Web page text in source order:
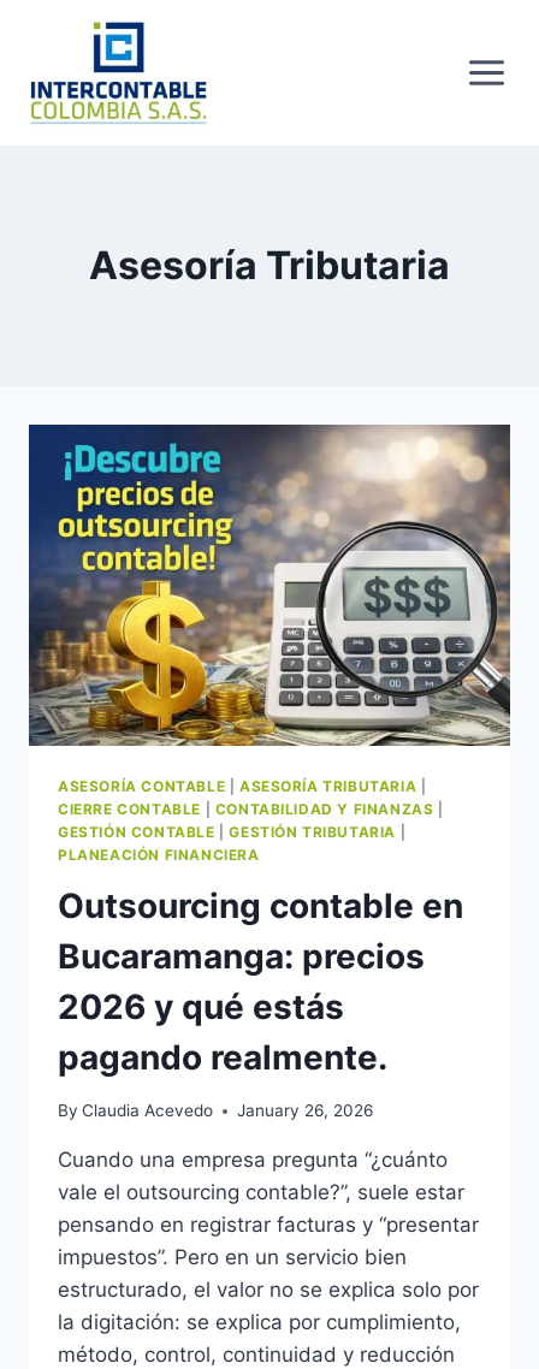
content
Asesoría Tributaria
ASESORÍA CONTABLE ASESORÍA TRIBUTARIA
CIERRE CONTABLE
CONTABILIDAD Y FINANZAS
GESTIÓN CONTABLE |GESTIÓN TRIBUTARIA
PLANEACIÓN FINANCIERA
Outsourcing contable en
Bucaramanga: precios
2026 y qué estás
pagando realmente.
By Claudia Acevedo January 26, 2026
Cuando una empresa pregunta “¿cuánto
vale el outsourcing contable?”, suele estar
pensando en registrar facturas y “presentar
impuestos”. Pero en un servicio bien
estructurado, el valor no se explica solo por
la digitación: se explica por cumplimiento,
método, control, continuidad y reducción